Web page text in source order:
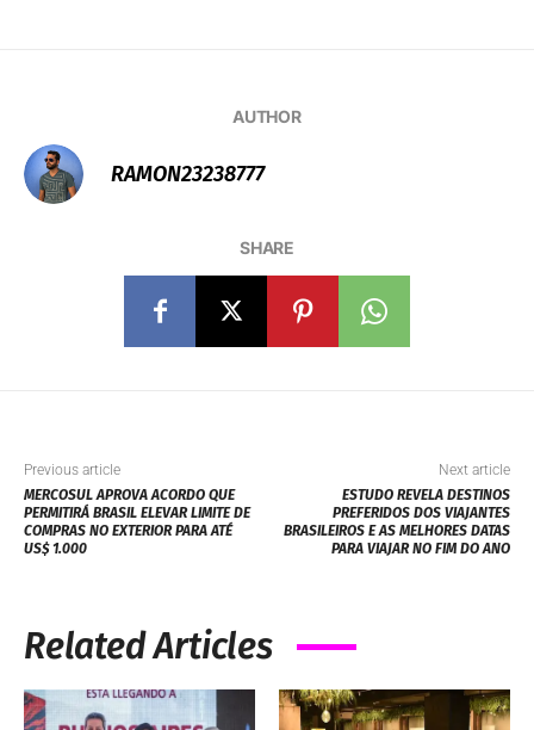
AUTHOR
RAMON23238777
SHARE
Previous article
MERCOSUL APROVA ACORDO QUE
PERMITIRÁ BRASIL ELEVAR LIMITE DE
COMPRAS NO EXTERIOR PARA ATÉ
US$ 1.000
Next article
ESTUDO REVELA DESTINOS
PREFERIDOS DOS VIAJANTES
BRASILEIROS E AS MELHORES DATAS
PARA VIAJAR NO FIM DO ANO
Related Articles